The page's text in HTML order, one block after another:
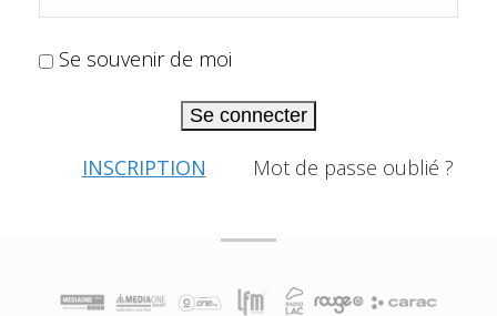
Se souvenir de moi
Se connecter
INSCRIPTION Mot de passe oublié ?